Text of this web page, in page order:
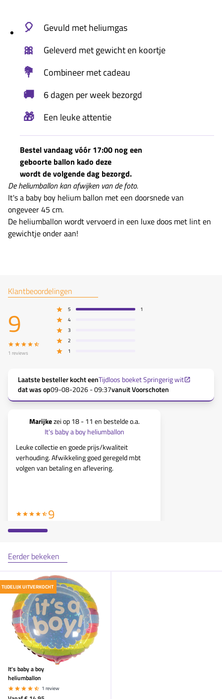
🎈 Gevuld met heliumgas
🎀 Geleverd met gewicht en koortje
💐 Combineer met cadeau
🚚 6 dagen per week bezorgd
🎁 Een leuke attentie
Bestel vandaag vóór 17:00 nog een
geboorte ballon kado deze
wordt de volgende dag bezorgd.
De heliumballon kan afwijken van de foto.
It's a baby boy helium ballon met een doorsnede van
ongeveer 45 cm.
De heliumballon wordt vervoerd in een luxe doos met lint en
gewichtje onder aan!
Klantbeoordelingen
9
1 reviews
5
1
4
3
2
1
Laatste besteller kocht eenTijdloos boeket Springerig wit
dat was op09-08-2026 - 09:37vanuitVoorschoten
Marijkezei op18 - 11 en bestelde o.a.
It's baby a boy heliumballon
Leuke collectie en goede prijs/kwaliteit
verhouding. Afwikkeling goed geregeld mbt
volgen van betaling en aflevering.
9
Marijkezei op
Leuke collectie en goede prijs/kwaliteit
verhouding. Afwikkeling goed geregeld mbt
volgen van betaling en aflevering.
9
Marijkezei op
Eerder bekeken
TIJDELIJK UITVERKOCHT
It's baby a boy
heliumballon
1 review